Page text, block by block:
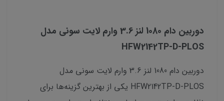
دوربین دام 1080 لنز 3.6 وارم لایت سونی مدل
HFW2142TP-D-PLOS
دوربین دام 1080 لنز 3.6 وارم لایت سونی مدل
HFW2142TP-D-PLOS یکی از بهترین گزینه‌ها برای